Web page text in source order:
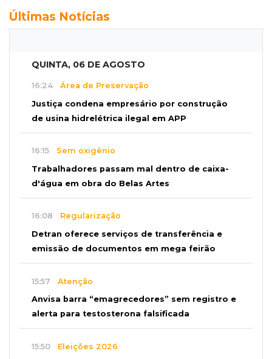
Últimas Notícias
QUINTA, 06 DE AGOSTO
16:24 Área de Preservação
Justiça condena empresário por construção
de usina hidrelétrica ilegal em APP
16:15 Sem oxigênio
Trabalhadores passam mal dentro de caixa-
d'água em obra do Belas Artes
16:08 Regularização
Detran oferece serviços de transferência e
emissão de documentos em mega feirão
15:57 Atenção
Anvisa barra “emagrecedores” sem registro e
alerta para testosterona falsificada
15:50 Eleições 2026